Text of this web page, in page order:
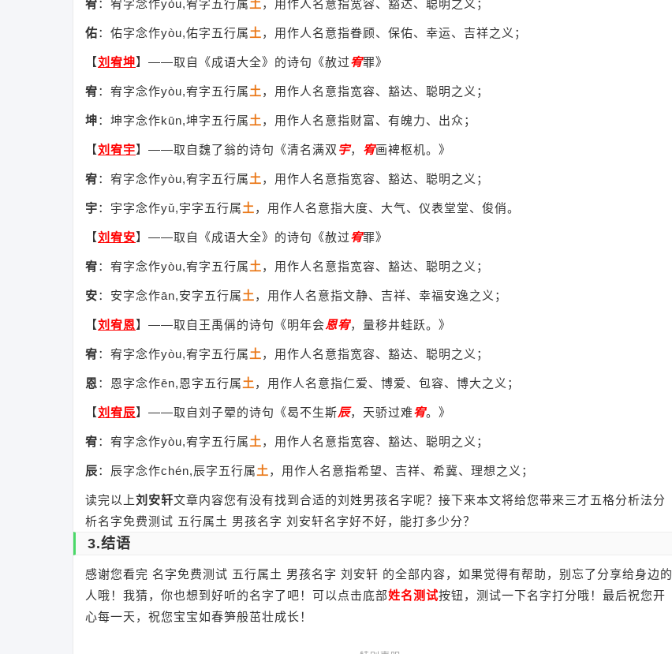
宥：宥字念作yòu,宥字五行属土 ，用作人名意指宽容、豁达、聪明之义；
佑：佑字念作yòu,佑字五行属土 ，用作人名意指眷顾、保佑、幸运、吉祥之义；
【刘宥坤】 ——取自《成语大全》的诗句《赦过宥罪》
宥：宥字念作yòu,宥字五行属土 ，用作人名意指宽容、豁达、聪明之义；
坤：坤字念作kūn,坤字五行属土 ，用作人名意指财富、有魄力、出众；
【刘宥宇】 ——取自魏了翁的诗句《清名满双 宇， 宥画裨枢机。》
宥：宥字念作yòu,宥字五行属土 ，用作人名意指宽容、豁达、聪明之义；
宇：宇字念作yǔ,宇字五行属土 ，用作人名意指大度、大气、仪表堂堂、俊俏。
【刘宥安】 ——取自《成语大全》的诗句《赦过宥罪》
宥：宥字念作yòu,宥字五行属土 ，用作人名意指宽容、豁达、聪明之义；
安：安字念作ān,安字五行属土 ，用作人名意指文静、吉祥、幸福安逸之义；
【刘宥恩】 ——取自王禹偁的诗句《明年会恩宥，量移井蛙跃。》
宥：宥字念作yòu,宥字五行属土 ，用作人名意指宽容、豁达、聪明之义；
恩 ：恩字念作ēn,恩字五行属土 ，用作人名意指仁爱、博爱、包容、博大之义；
【刘宥辰】 ——取自刘子翚的诗句《曷不生斯辰，天骄过难宥。》
宥：宥字念作yòu,宥字五行属土 ，用作人名意指宽容、豁达、聪明之义；
辰：辰字念作chén,辰字五行属土 ，用作人名意指希望、吉祥、希冀、理想之义；
读完以上刘安轩文章内容您有没有找到合适的刘姓男孩名字呢？接下来本文将给您带来三才五格分析法分
析名字免费测试 五行属土 男孩名字 刘安轩名字好不好，能打多少分？
3.结语
感谢您看完 名字免费测试 五行属土 男孩名字 刘安轩 的全部内容，如果觉得有帮助，别忘了分享给身边的
人哦！我猜，你也想到好听的名字了吧！可以点击底部姓名测试按钮，测试一下名字打分哦！最后祝您开
心每一天，祝您宝宝如春笋般茁壮成长！